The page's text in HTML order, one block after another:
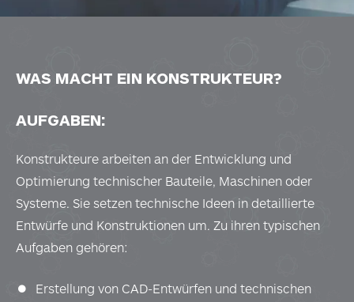
WAS MACHT EIN KONSTRUKTEUR?
AUFGABEN:
Konstrukteure arbeiten an der Entwicklung und
Optimierung technischer Bauteile, Maschinen oder
Systeme. Sie setzen technische Ideen in detaillierte
Entwürfe und Konstruktionen um. Zu ihren typischen
Aufgaben gehören:
Erstellung von CAD-Entwürfen und technischen